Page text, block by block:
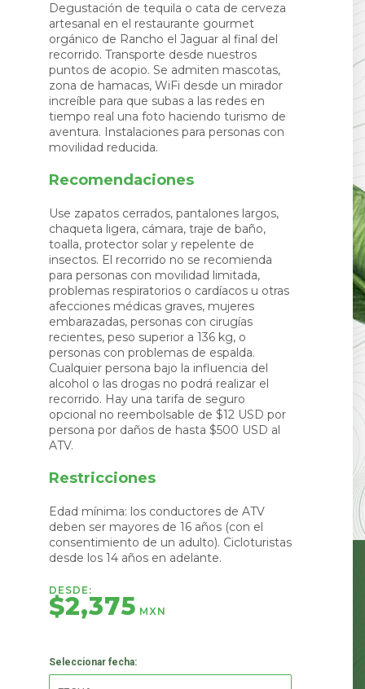
Degustación de tequila o cata de cerveza
artesanal en el restaurante gourmet
orgánico de Rancho el Jaguar al final del
recorrido. Transporte desde nuestros
puntos de acopio. Se admiten mascotas,
zona de hamacas, WiFi desde un mirador
increíble para que subas a las redes en
tiempo real una foto haciendo turismo de
aventura. Instalaciones para personas con
movilidad reducida.
Recomendaciones
Use zapatos cerrados, pantalones largos,
chaqueta ligera, cámara, traje de baño,
toalla, protector solar y repelente de
insectos. El recorrido no se recomienda
para personas con movilidad limitada,
problemas respiratorios o cardíacos u otras
afecciones médicas graves, mujeres
embarazadas, personas con cirugías
recientes, peso superior a 136 kg, o
personas con problemas de espalda.
Cualquier persona bajo la influencia del
alcohol o las drogas no podrá realizar el
recorrido. Hay una tarifa de seguro
opcional no reembolsable de $12 USD por
persona por daños de hasta $500 USD al
ATV.
Restricciones
Edad mínima: los conductores de ATV
deben ser mayores de 16 años (con el
consentimiento de un adulto). Cicloturistas
desde los 14 años en adelante.
DESDE:
$2,375 MXN
Seleccionar fecha: